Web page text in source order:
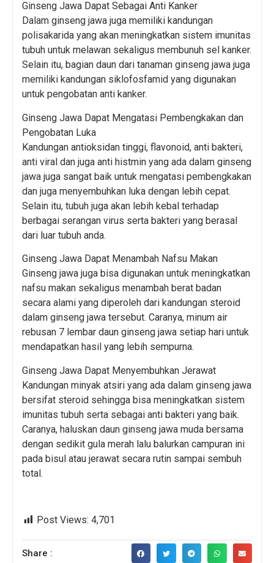
Ginseng Jawa Dapat Sebagai Anti Kanker
Dalam ginseng jawa juga memiliki kandungan
polisakarida yang akan meningkatkan sistem imunitas
tubuh untuk melawan sekaligus membunuh sel kanker.
Selain itu, bagian daun dari tanaman ginseng jawa juga
memiliki kandungan siklofosfamid yang digunakan
untuk pengobatan anti kanker.
Ginseng Jawa Dapat Mengatasi Pembengkakan dan
Pengobatan Luka
Kandungan antioksidan tinggi, flavonoid, anti bakteri,
anti viral dan juga anti histmin yang ada dalam ginseng
jawa juga sangat baik untuk mengatasi pembengkakan
dan juga menyembuhkan luka dengan lebih cepat.
Selain itu, tubuh juga akan lebih kebal terhadap
berbagai serangan virus serta bakteri yang berasal
dari luar tubuh anda.
Ginseng Jawa Dapat Menambah Nafsu Makan
Ginseng jawa juga bisa digunakan untuk meningkatkan
nafsu makan sekaligus menambah berat badan
secara alami yang diperoleh dari kandungan steroid
dalam ginseng jawa tersebut. Caranya, minum air
rebusan 7 lembar daun ginseng jawa setiap hari untuk
mendapatkan hasil yang lebih sempurna.
Ginseng Jawa Dapat Menyembuhkan Jerawat
Kandungan minyak atsiri yang ada dalam ginseng jawa
bersifat steroid sehingga bisa meningkatkan sistem
imunitas tubuh serta sebagai anti bakteri yang baik.
Caranya, haluskan daun ginseng jawa muda bersama
dengan sedikit gula merah lalu balurkan campuran ini
pada bisul atau jerawat secara rutin sampai sembuh
total.
Post Views: 4,701
Share :